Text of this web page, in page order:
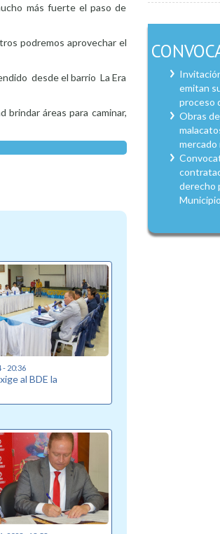
más fuerte el paso de
podremos aprovechar el
desde el barrio La Era
brindar áreas para caminar,
- 20:36
al BDE la
emitan
proceso
Obras
mercado
derecho